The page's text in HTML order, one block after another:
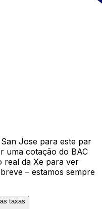
Jose para este par
uma cotação do BAC
real da Xe para ver
– estamos sempre
taxas